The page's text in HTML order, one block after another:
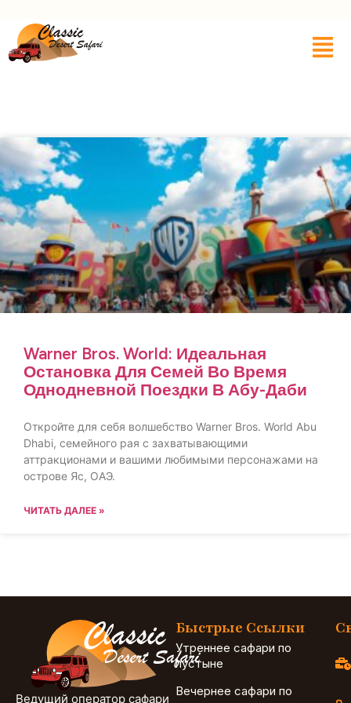
Warner Bros. World: Идеальная
Остановка Для Семей Во Время
Однодневной Поездки В Абу-Даби
Откройте для себя волшебство Warner Bros. World Abu
Dhabi, семейного рая с захватывающими
аттракционами и вашими любимыми персонажами на
острове Яс, ОАЭ.
ЧИТАТЬ ДАЛЕЕ »
Ведущий оператор сафари
Быстрые Ссылки
Утреннее сафари по
пустыне
Вечернее сафари по